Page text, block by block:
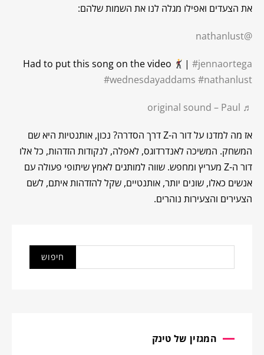
את הצעדים ואפילו מגלה לנו את השמות שלהם:
@nathanlust
Had to put this song on the video | #jennaortega
#wednesdayaddams #nathanlust
♬ original sound – Paul
אז מה למדנו על דור ה-Z דרך הסדרה? נכון, אותנטיות היא שם
המשחק. המשיכה לאנדרדוגס, לאפלה, לנקודות הזדהות, כל אלו
דור ה-Z מעריץ ומחפש. שווה למותגים לאמץ שיתופי פעולה עם
אנשים כאלו, שונים יותר, אותנטיים, שקל להזדהות איתם, לשם
הצעירים והצעירות נוהרים.
המגזין של טינק